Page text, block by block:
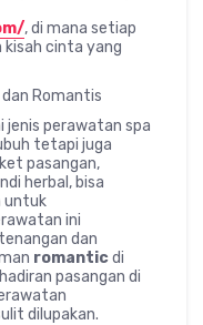
, di mana setiap
cinta yang
Romantis
jenis perawatan spa
tetapi juga
pasangan,
herbal, bisa
untuk
ini
dan
romanticdi
pasangan di
dilupakan.